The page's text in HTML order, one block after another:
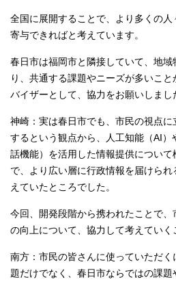
全国に展開することで、より多くの
寄与できればと考えています。
春日市は福岡市と隣接していて、地
り、共通する課題やニーズが多いこ
バイザーとして、協力をお願いしまし
神崎：実は春日市でも、市民の視点
するという観点から、人工知能（AI
話機能）を活用した情報提供につい
で、より広い層に行政情報を届けら
えていたところでした。
今回、開発段階から携われたことで
の向上について、協力して考えていく
南方：市民の皆さんに使っていただ
題だけでなく、春日市ならではの課題